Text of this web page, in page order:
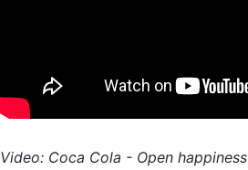
Video: Coca Cola - Open happiness